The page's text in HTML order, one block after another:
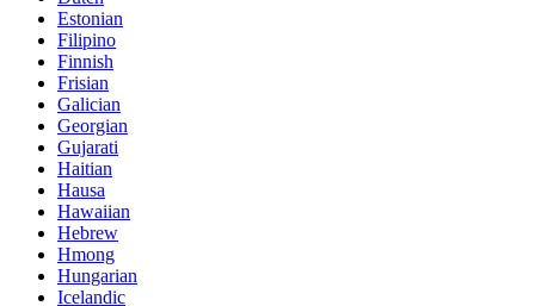
Estonian
Filipino
Finnish
Frisian
Galician
Georgian
Gujarati
Haitian
Hausa
Hawaiian
Hebrew
Hmong
Hungarian
Icelandic